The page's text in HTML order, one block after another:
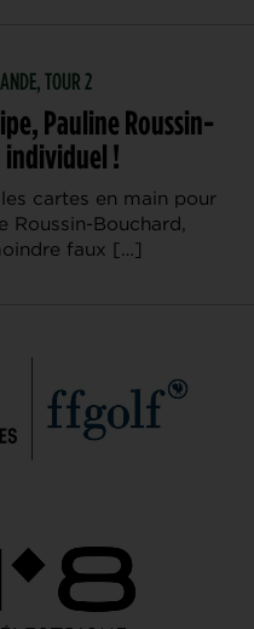
TOUR 2
Pauline Roussin-
individuel !
cartes en main pour
Roussin-Bouchard,
faux […]